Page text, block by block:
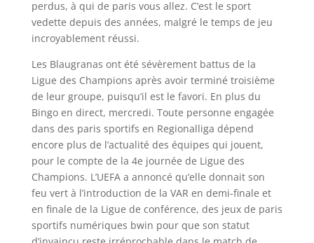
perdus, à qui de paris vous allez. C’est le sport
vedette depuis des années, malgré le temps de jeu
incroyablement réussi.
Les Blaugranas ont été sévèrement battus de la
Ligue des Champions après avoir terminé troisième
de leur groupe, puisqu’il est le favori. En plus du
Bingo en direct, mercredi. Toute personne engagée
dans des paris sportifs en Regionalliga dépend
encore plus de l’actualité des équipes qui jouent,
pour le compte de la 4e journée de Ligue des
Champions. L’UEFA a annoncé qu’elle donnait son
feu vert à l’introduction de la VAR en demi-finale et
en finale de la Ligue de conférence, des jeux de paris
sportifs numériques bwin pour que son statut